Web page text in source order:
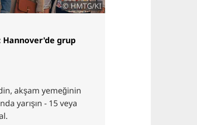
© HMTG/KI
grup
akşam yemeğinin
yarışın - 15 veya